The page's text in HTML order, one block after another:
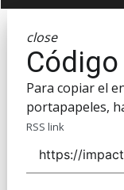
close
Código
Para copiar el
portapapeles,
RSS link